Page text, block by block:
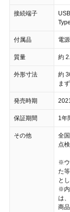
接続端子
付属品 電
質量 約
外形寸法
約
まず
発売時期
保証期間 1年
その他
全
点
※ウ
た
と
※内
は
商